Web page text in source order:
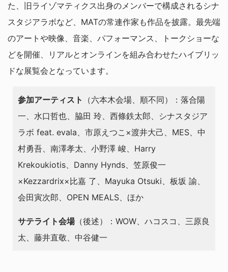
た、旧ライゾマティクス出身のメンバーで構成されるシナ
スタジアラボなど、MATの常連作家も作品を披露。最先端
のアートや映像、音楽、パフォーマンス、トークショーな
どを開催、リアルとオンラインを組み合わせたハイブリッ
ドな展覧会となっています。
参加アーティスト
（六本木会場、順不同）：落合陽
⼀、水口哲也、脇田 玲、⻄條鉄太郎、シナスタジア
ラボ feat. evala、市原えつこ×渡井大己、MES、中
村勇吾、南澤孝太、⼩野澤 峻、Harry
Krekoukiotis、Danny Hynds、笠原俊⼀
×Kezzardrix×⽐嘉 了、Mayuka Otsuki、板坂 諭、
会田寅次郎、OPEN MEALS、ほか
サテライト会場（後述）：WOW、ハコスコ、三原良
太、藤井直敬、中谷健一